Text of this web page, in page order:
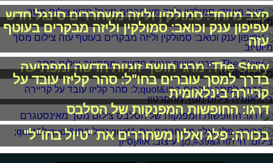
קצב מיוחד: סמולקין וליזה משחררים סינגל חדש
עפיפון ענק וכואב: סמולקין וליזה מבקרים בעוטף
עזה
The Story: מרגי חושף זוגיות חדשה ומפתיעה
בדרך למסך עוברים בחו"ל: סהר קליזו עובד על
קריירה בינלאומית
דרגו: החופשות המפנקות של הסלבס
בכורה: פלג ואלון משחררים את "טיול בחו"ל"